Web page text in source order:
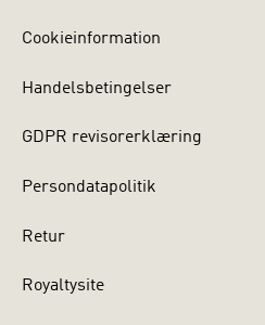
Cookieinformation
Handelsbetingelser
GDPR revisorerklæring
Persondatapolitik
Retur
Royaltysite